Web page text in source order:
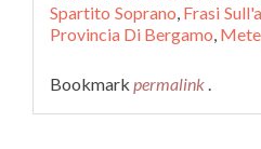
Spartito Soprano, Frasi
Provincia Di Bergamo,
Bookmark permalink .